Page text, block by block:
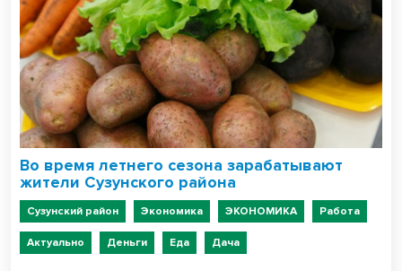
Во время летнего сезона зарабатывают
жители Сузунского района
Сузунский район Экономика ЭКОНОМИКА Работа
Актуально Деньги Еда Дача